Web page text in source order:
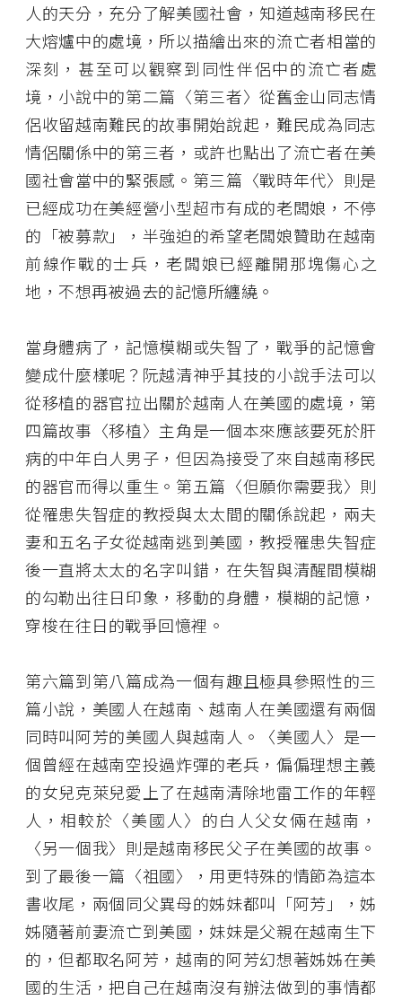
人的天分，充分了解美國社會，知道越南移民在
大熔爐中的處境，所以描繪出來的流亡者相當的
深刻，甚至可以觀察到同性伴侶中的流亡者處
境，小說中的第二篇〈第三者〉從舊金山同志情
侶收留越南難民的故事開始說起，難民成為同志
情侶關係中的第三者，或許也點出了流亡者在美
國社會當中的緊張感。第三篇〈戰時年代〉則是
已經成功在美經營小型超市有成的老闆娘，不停
的「被募款」，半強迫的希望老闆娘贊助在越南
前線作戰的士兵，老闆娘已經離開那塊傷心之
地，不想再被過去的記憶所纏繞。
當身體病了，記憶模糊或失智了，戰爭的記憶會
變成什麼樣呢？阮越清神乎其技的小說手法可以
從移植的器官拉出關於越南人在美國的處境，第
四篇故事〈移植〉主角是一個本來應該要死於肝
病的中年白人男子，但因為接受了來自越南移民
的器官而得以重生。第五篇〈但願你需要我〉則
從罹患失智症的教授與太太間的關係說起，兩夫
妻和五名子女從越南逃到美國，教授罹患失智症
後一直將太太的名字叫錯，在失智與清醒間模糊
的勾勒出往日印象，移動的身體，模糊的記憶，
穿梭在往日的戰爭回憶裡。
第六篇到第八篇成為一個有趣且極具參照性的三
篇小說，美國人在越南、越南人在美國還有兩個
同時叫阿芳的美國人與越南人。〈美國人〉是一
個曾經在越南空投過炸彈的老兵，偏偏理想主義
的女兒克萊兒愛上了在越南清除地雷工作的年輕
人，相較於〈美國人〉的白人父女倆在越南，
〈另一個我〉則是越南移民父子在美國的故事。
到了最後一篇〈祖國〉，用更特殊的情節為這本
書收尾，兩個同父異母的姊妹都叫「阿芳」，姊
姊隨著前妻流亡到美國，妹妹是父親在越南生下
的，但都取名阿芳，越南的阿芳幻想著姊姊在美
國的生活，把自己在越南沒有辦法做到的事情都